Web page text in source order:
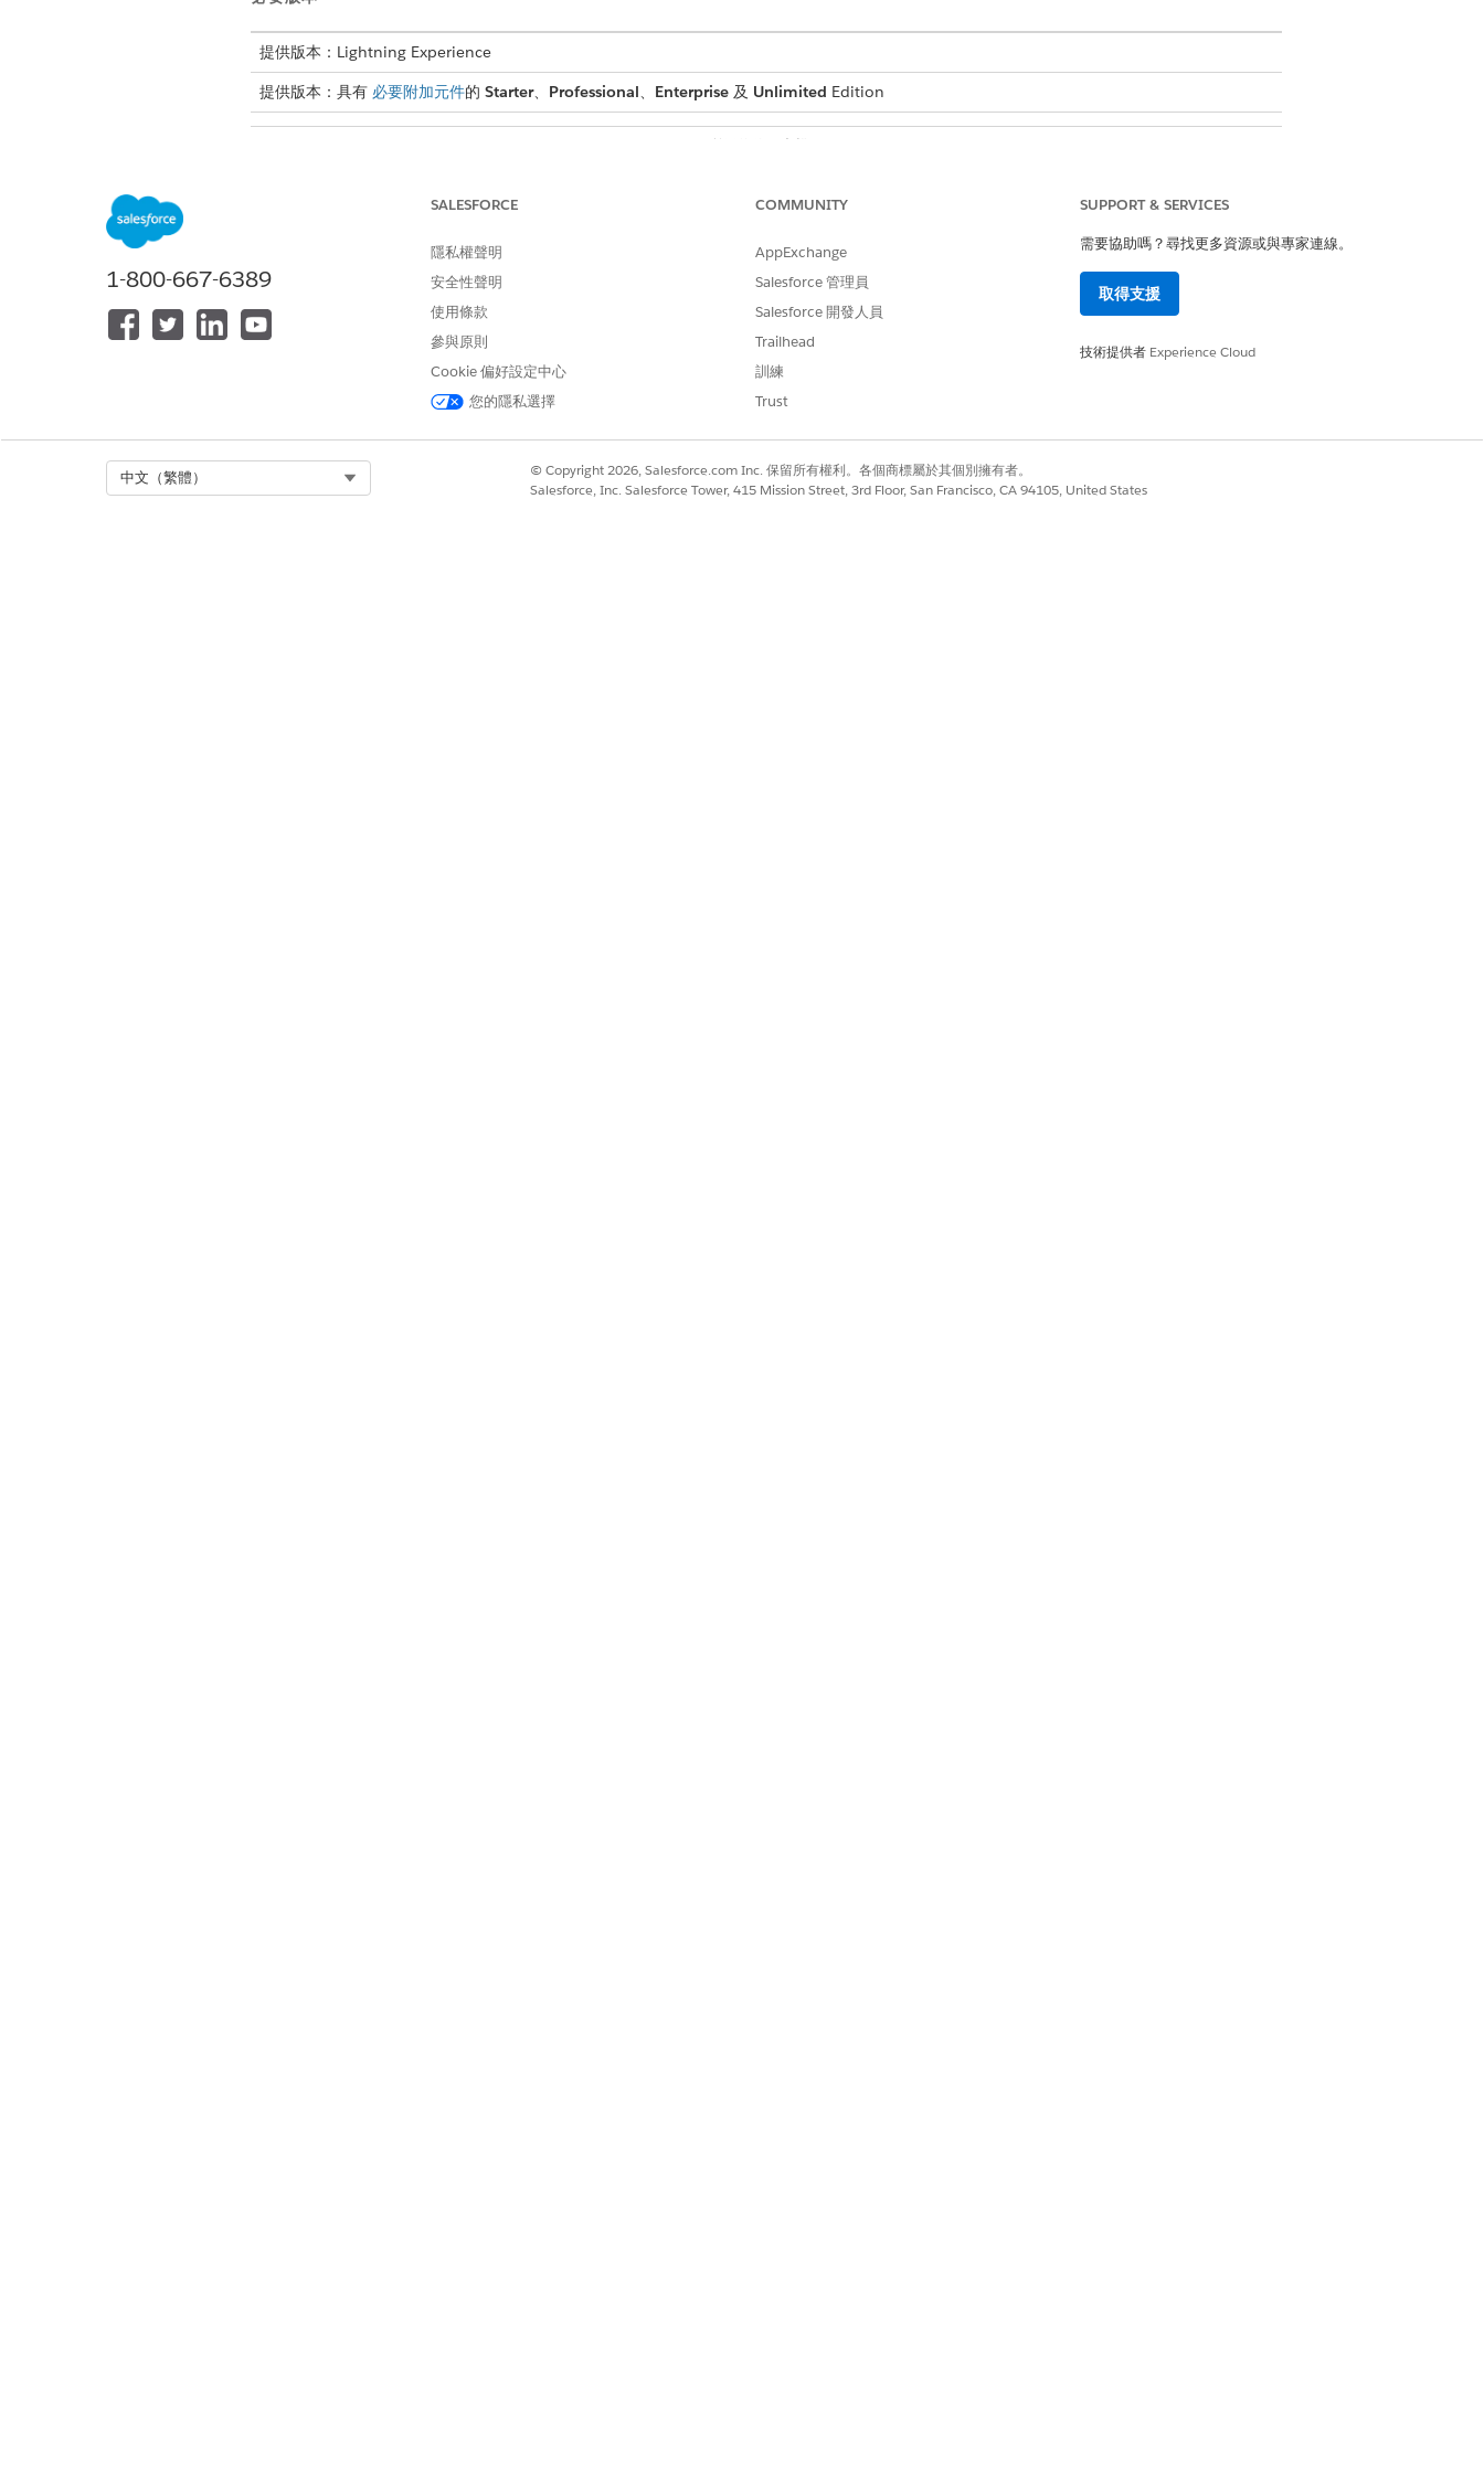
提供版本：Lightning Experience
提供版本：具有 必要附加元件的 Starter、 Professional、 Enterprise及 Unlimited Edition
所需的使用者權限
若要起始服務流程,請從搜尋結果中按一下服務流程。
備註 您可以按種類來篩選服務流程。
1-800-667-6389
SALESFORCE
隱私權聲明
安全性聲明
使用條款
參與原則
Cookie 偏好設定中心
您的隱私選擇
COMMUNITY
AppExchange
Salesforce 管理員
Salesforce 開發人員
Trailhead
訓練
Trust
SUPPORT & SERVICES
需要協助嗎？尋找更多資源或與專家連線。
取得支援
技術提供者 Experience Cloud
中文（繁體）
© Copyright 2026, Salesforce.com Inc. 保留所有權利。各個商標屬於其個別擁有者。
Salesforce, Inc. Salesforce Tower, 415 Mission Street, 3rd Floor, San Francisco, CA 94105, United States